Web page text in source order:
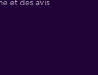
et des avis